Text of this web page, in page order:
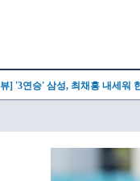
] '3연승' 삼성, 최채흥 내세워